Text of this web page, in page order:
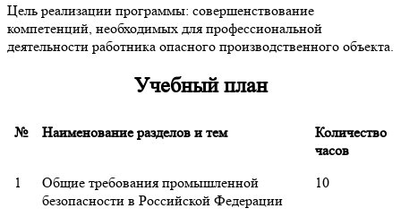
Цель реализации программы: совершенствование
компетенций, необходимых для профессиональной
деятельности работника опасного производственного объекта.
Учебный план
№ Наименование разделов и тем
Количество
часов
1
Общие требования промышленной
безопасности в Российской Федерации
10